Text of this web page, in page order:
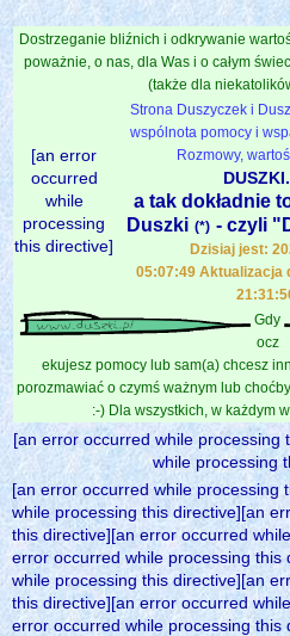
Dostrzeganie bliźnich i odkrywanie
poważnie, o nas, dla Was i o całym
(także dla
[an error
occurred
while
processing
this directive]
Strona Duszyczek i
wspólnota pomocy i
Rozmowy,
a tak dokładnie
Duszki (*) - czyli
Dzisiaj jest:
05:07:49 Aktualizacja
Gdy
ocz
ekujesz pomocy lub sam(a) chcesz
porozmawiać o czymś ważnym lub
:-) Dla wszystkich, w każdym
[an error occurred while processing
while processing
[an error occurred while processing
while processing this directive][an
this directive][an error occurred
error occurred while processing
while processing this directive][an
this directive][an error occurred
error occurred while processing this